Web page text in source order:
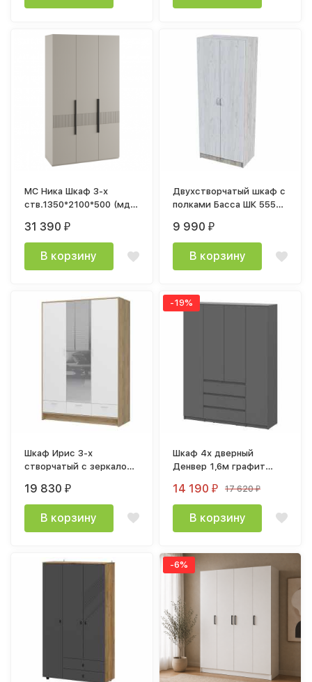
МС Ника Шкаф 3-х
ств.1350*2100*500 (мдф
кашемир)
31 390₽
В корзину
Двухстворчатый шкаф с
полками Басса ШК 555
дуб крафт белый/дуб
крафт серый
9 990₽
В корзину
Шкаф Ирис 3-х
створчатый с зеркалом
Дуб крафт золотой
19 830₽
В корзину
-19%
Шкаф 4х дверный
Денвер 1,6м графит
14 190₽ 17 620₽
В корзину
-6%